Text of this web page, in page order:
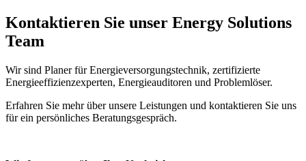
Kontaktieren Sie unser Energy Solutions
Team
Wir sind Planer für Energieversorgungstechnik, zertifizierte
Energieeffizienzexperten, Energieauditoren und Problemlöser.
Erfahren Sie mehr über unsere Leistungen und kontaktieren Sie uns
für ein persönliches Beratungsgespräch.